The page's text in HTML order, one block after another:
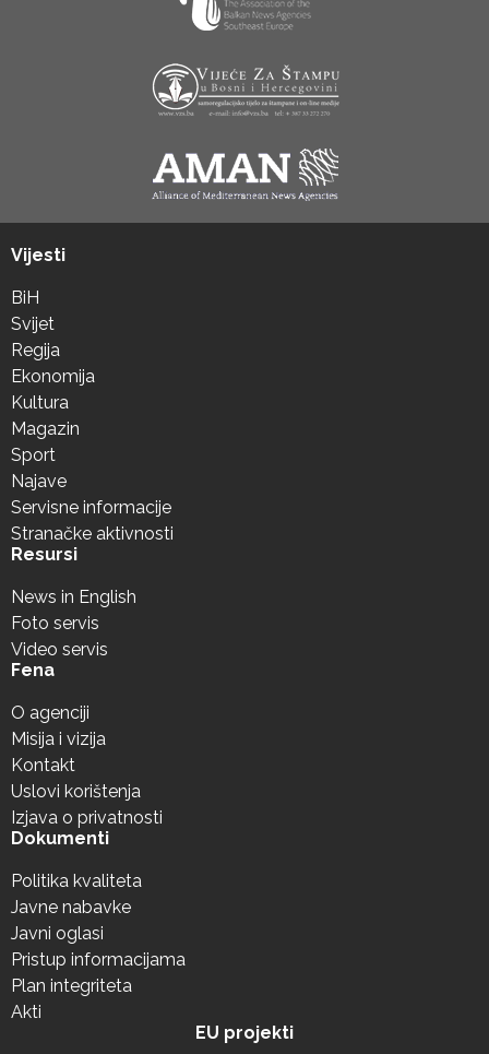
Vijesti
BiH
Svijet
Regija
Ekonomija
Kultura
Magazin
Sport
Najave
Servisne informacije
Stranačke aktivnosti
Resursi
News in English
Foto servis
Video servis
Fena
O agenciji
Misija i vizija
Kontakt
Uslovi korištenja
Izjava o privatnosti
Dokumenti
Politika kvaliteta
Javne nabavke
Javni oglasi
Pristup informacijama
Plan integriteta
Akti
EU projekti